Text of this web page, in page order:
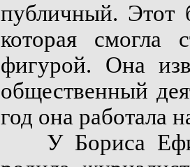
публичный. Этот
которая смогла
фигурой. Она
общественный
год она работала
У Бориса